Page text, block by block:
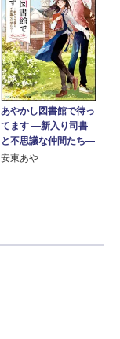
あやかし図書館で待っ
てます ―新入り司書
と不思議な仲間たち―
安東あや